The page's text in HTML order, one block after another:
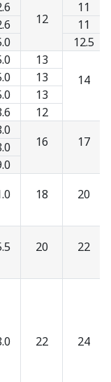
12
11
11
12.5
13
14
13
13
12
16 17
18 20
20 22
22 24